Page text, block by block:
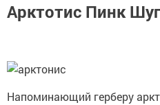
Арктотис Пинк
Напоминающий герберу